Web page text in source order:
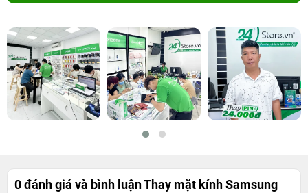
0 đánh giá và bình luậnThay mặt kính Samsung